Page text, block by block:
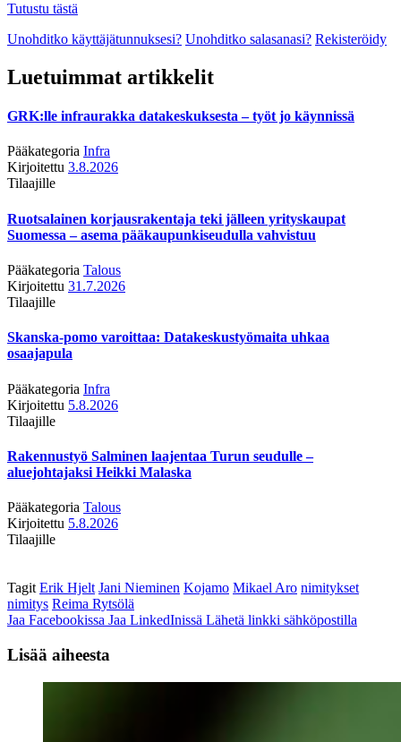
Tutustu tästä
Unohditko käyttäjätunnuksesi? Unohditko salasanasi? Rekisteröidy
Luetuimmat artikkelit
GRK:lle infraurakka datakeskuksesta – työt jo käynnissä
Pääkategoria Infra
Kirjoitettu 3.8.2026
Tilaajille
Ruotsalainen korjausrakentaja teki jälleen yrityskaupat
Suomessa – asema pääkaupunkiseudulla vahvistuu
Pääkategoria Talous
Kirjoitettu 31.7.2026
Tilaajille
Skanska-pomo varoittaa: Datakeskustyömaita uhkaa
osaajapula
Pääkategoria Infra
Kirjoitettu 5.8.2026
Tilaajille
Rakennustyö Salminen laajentaa Turun seudulle –
aluejohtajaksi Heikki Malaska
Pääkategoria Talous
Kirjoitettu 5.8.2026
Tilaajille
Tagit Erik Hjelt Jani Nieminen Kojamo Mikael Aro nimitykset
nimitys Reima Rytsölä
Jaa Facebookissa Jaa LinkedInissä Lähetä linkki sähköpostilla
Lisää aiheesta